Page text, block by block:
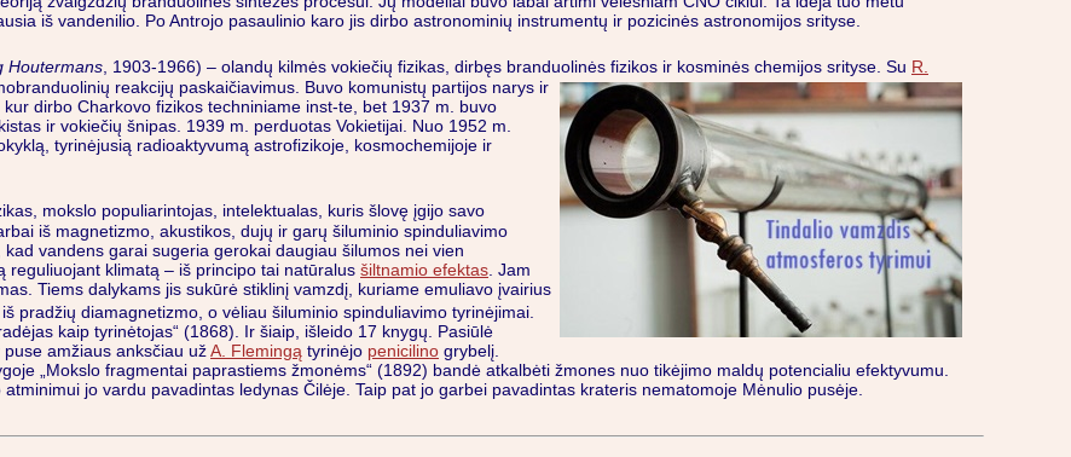
iš vandenilio. Po Antrojo pasaulinio karo jis dirbo astronominių instrumentų ir pozicinės astronomijos srityse.
Houtermans , 1903-1966) – olandų kilmės vokiečių fizikas, dirbęs branduolinės fizikos ir kosminės chemijos srityse. Su R.
reakcijų paskaičiavimus. Buvo komunistų partijos narys ir
dirbo Charkovo fizikos techniniame inst-te, bet 1937 m. buvo
ir vokiečių šnipas. 1939 m. perduotas Vokietijai. Nuo 1952 m.
tyrinėjusią radioaktyvumą astrofizikoje, kosmochemijoje ir
mokslo populiarintojas, intelektualas, kuris šlovę įgijo savo
iš magnetizmo, akustikos, dujų ir garų šiluminio spinduliavimo
vandens garai sugeria gerokai daugiau šilumos nei vien
klimatą – iš principo tai natūralus šiltnamio efektas . Jam
Tiems dalykams jis sukūrė stiklinį vamzdį, kuriame emuliavo įvairius
pradžių diamagnetizmo, o vėliau šiluminio spinduliavimo tyrinėjimai.
kaip tyrinėtojas“ (1868). Ir šiaip, išleido 17 knygų. Pasiūlė
amžiaus anksčiau užA. Flemingą tyrinėjo penicilino grybelį.
„Mokslo fragmentai paprastiems žmonėms“ (1892) bandė atkalbėti žmones nuo tikėjimo maldų potencialiu efektyvumu.
jo vardu pavadintas ledynas Čilėje. Taip pat jo garbei pavadintas krateris nematomoje Mėnulio pusėje.